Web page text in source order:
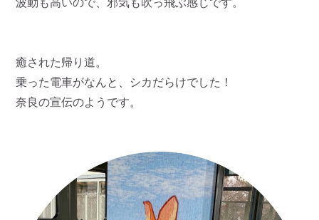
癒された帰り道。
乗った電車がなんと、シカだらけでした！
奈良の宣伝のようです。